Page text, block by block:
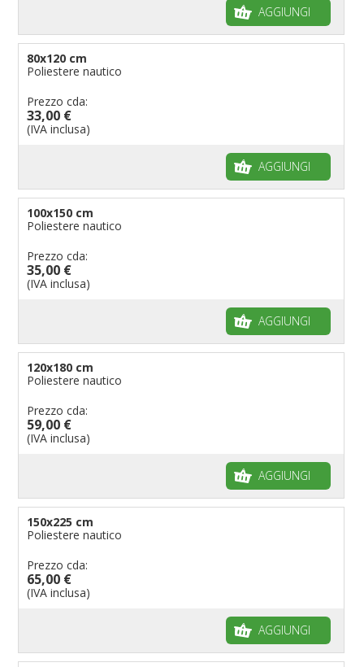
AGGIUNGI
80x120 cm
Poliestere nautico
Prezzo cda:
33,00 €
(IVA inclusa)
AGGIUNGI
100x150 cm
Poliestere nautico
Prezzo cda:
35,00 €
(IVA inclusa)
AGGIUNGI
120x180 cm
Poliestere nautico
Prezzo cda:
59,00 €
(IVA inclusa)
AGGIUNGI
150x225 cm
Poliestere nautico
Prezzo cda:
65,00 €
(IVA inclusa)
AGGIUNGI